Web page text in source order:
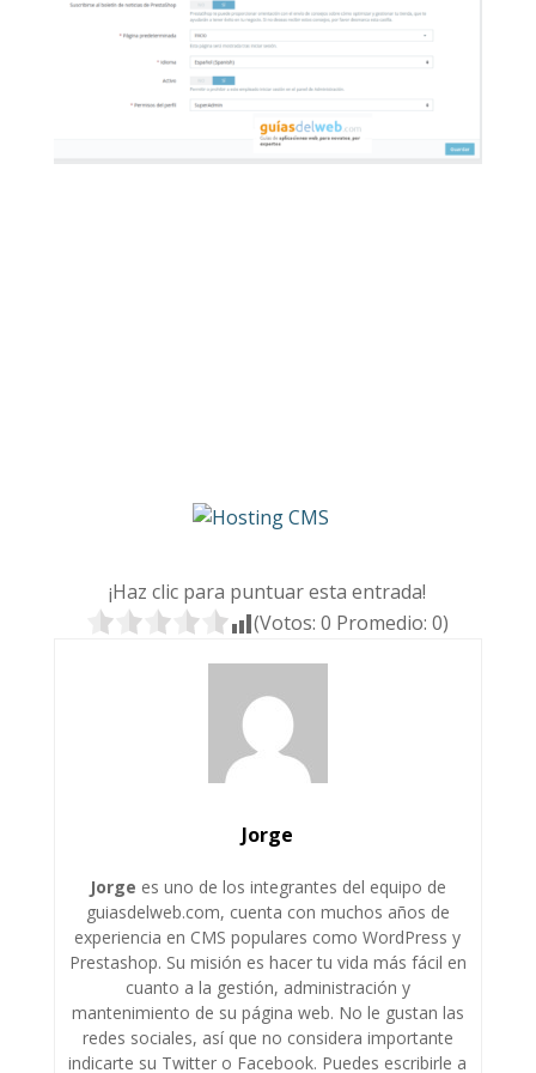
¡Haz clic para puntuar esta entrada!
(Votos:0 Promedio:0)
Jorge
Jorge es uno de los integrantes del equipo de
guiasdelweb.com, cuenta con muchos años de
experiencia en CMS populares como WordPress y
Prestashop. Su misión es hacer tu vida más fácil en
cuanto a la gestión, administración y
mantenimiento de su página web. No le gustan las
redes sociales, así que no considera importante
indicarte su Twitter o Facebook. Puedes escribirle a